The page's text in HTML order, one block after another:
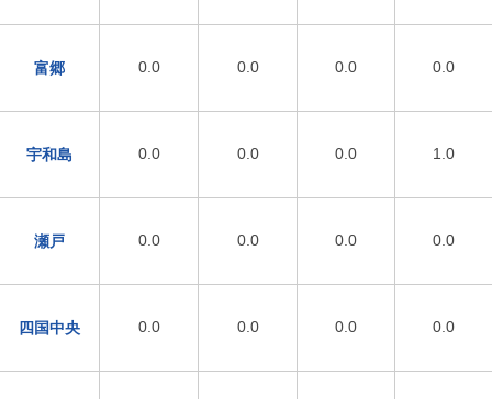
富郷 0.0 0.0 0.0 0.0
宇和島 0.0 0.0 0.0 1.0
瀬戸 0.0 0.0 0.0 0.0
四国中央 0.0 0.0 0.0 0.0